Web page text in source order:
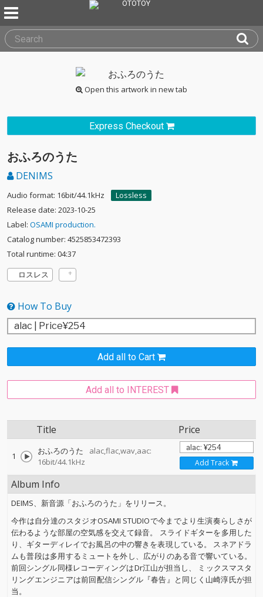
Open this artwork in new tab
Express Checkout
おふろのうた
DENIMS
Audio format: 16bit/44.1kHz
Lossless
Release date: 2023-10-25
Label: OSAMI production.
Catalog number: 4525853472393
Total runtime: 04:37
ロスレス
How To Buy
Add all to Cart
Add all to INTEREST
Title Price
1 おふろのうた
alac,flac,wav,aac:
16bit/44.1kHz
Add Track
Album Info
DEIMS、新音源「おふろのうた」をリリース。
今作は自分達のスタジオOSAMI STUDIOで今までより生演奏らしさが
伝わるような部屋の空気感を交えて録音。 スライドギターを多用した
り、ギターディレイでお風呂の中の響きを表現している。 スネアドラ
ムも普段は多用するミュートを外し、広がりのある音で響いている。
前回シングル同様レコーディングはDr江山が担当し、 ミックスマスタ
リングエンジニアは前回配信シングル『春告』と同じく山崎淳氏が担
当。